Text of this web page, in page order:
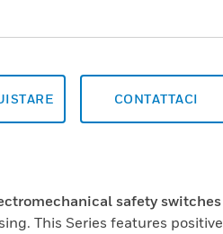
CONTATTACI
safety switches
This Series features positive